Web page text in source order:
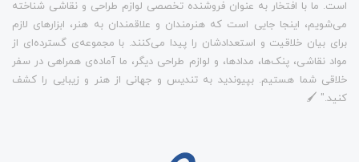
است. ما با افتخار به عنوان فروشنده تخصصی لوازم طراحی و نقاشی شناخته
می‌شویم، اینجا جایی است که هنرمندان و علاقمندان به هنر، ابزارهای لازم
برای بیان خلاقیت و استعدادشان را پیدا می‌کنند. با مجموعه‌ی گسترده‌ای از
مواد نقاشی، پنک‌ها، مدادها، و لوازم طراحی دیگر، ما آماده‌ی همراهی در سفر
خلاقی شما هستیم. بپیوندید به تندیس و جهانی از هنر و زیبایی را کشف
کنید." 🖌️